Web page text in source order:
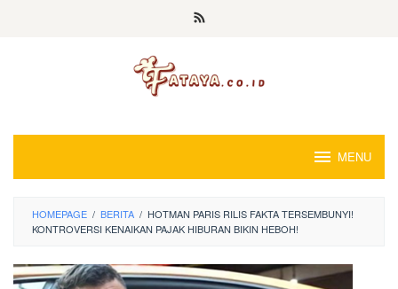
MENU
HOMEPAGE / BERITA / HOTMAN PARIS RILIS FAKTA TERSEMBUNYI!
KONTROVERSI KENAIKAN PAJAK HIBURAN BIKIN HEBOH!